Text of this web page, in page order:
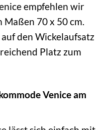
empfehlen wir
Maßen 70 x 50 cm.
den Wickelaufsatz
Platz zum
Venice am